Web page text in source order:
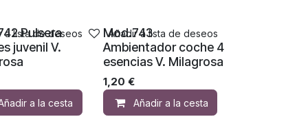
Pulsera
juvenil V.
a la cesta
a lista de deseos
Mod.743
Ambientador coche 4
esencias V. Milagrosa
1,20 €
Añadir a la cesta
Añadir a lista de deseos